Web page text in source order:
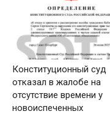
Конституционный суд
отказал в жалобе на
отсутствие времени у
новоиспеченных